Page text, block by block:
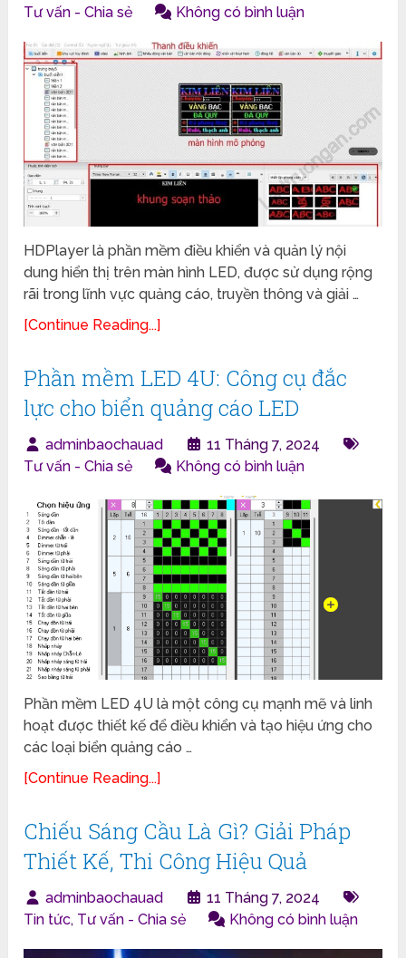
Tư vấn - Chia sẻ
Không có bình luận
HDPlayer là phần mềm điều khiển và quản lý nội
dung hiển thị trên màn hình LED, được sử dụng rộng
rãi trong lĩnh vực quảng cáo, truyền thông và giải …
[Continue Reading...]
Phần mềm LED 4U: Công cụ đắc
lực cho biển quảng cáo LED
adminbaochauad
11 Tháng 7, 2024
Tư vấn - Chia sẻ
Không có bình luận
Phần mềm LED 4U là một công cụ mạnh mẽ và linh
hoạt được thiết kế để điều khiển và tạo hiệu ứng cho
các loại biển quảng cáo …
[Continue Reading...]
Chiếu Sáng Cầu Là Gì? Giải Pháp
Thiết Kế, Thi Công Hiệu Quả
adminbaochauad
11 Tháng 7, 2024
Tin tức, Tư vấn - Chia sẻ Không có bình luận